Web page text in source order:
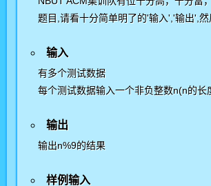
题目,请看十分简单明了的'输入','输出',
输入
有多个测试数据
每个测试数据输入一个非负整数n(n的长
输出
输出n%9的结果
样例输入